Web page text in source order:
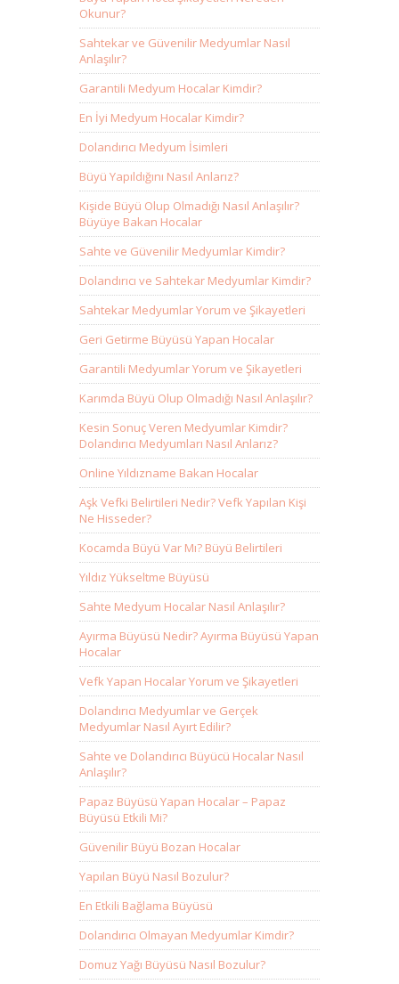
Okunur?
Sahtekar ve Güvenilir Medyumlar Nasıl
Anlaşılır?
Garantili Medyum Hocalar Kimdir?
En İyi Medyum Hocalar Kimdir?
Dolandırıcı Medyum İsimleri
Büyü Yapıldığını Nasıl Anlarız?
Kişide Büyü Olup Olmadığı Nasıl Anlaşılır?
Büyüye Bakan Hocalar
Sahte ve Güvenilir Medyumlar Kimdir?
Dolandırıcı ve Sahtekar Medyumlar Kimdir?
Sahtekar Medyumlar Yorum ve Şikayetleri
Geri Getirme Büyüsü Yapan Hocalar
Garantili Medyumlar Yorum ve Şikayetleri
Karımda Büyü Olup Olmadığı Nasıl Anlaşılır?
Kesin Sonuç Veren Medyumlar Kimdir?
Dolandırıcı Medyumları Nasıl Anlarız?
Online Yıldızname Bakan Hocalar
Aşk Vefki Belirtileri Nedir? Vefk Yapılan Kişi
Ne Hisseder?
Kocamda Büyü Var Mı? Büyü Belirtileri
Yıldız Yükseltme Büyüsü
Sahte Medyum Hocalar Nasıl Anlaşılır?
Ayırma Büyüsü Nedir? Ayırma Büyüsü Yapan
Hocalar
Vefk Yapan Hocalar Yorum ve Şikayetleri
Dolandırıcı Medyumlar ve Gerçek
Medyumlar Nasıl Ayırt Edilir?
Sahte ve Dolandırıcı Büyücü Hocalar Nasıl
Anlaşılır?
Papaz Büyüsü Yapan Hocalar – Papaz
Büyüsü Etkili Mi?
Güvenilir Büyü Bozan Hocalar
Yapılan Büyü Nasıl Bozulur?
En Etkili Bağlama Büyüsü
Dolandırıcı Olmayan Medyumlar Kimdir?
Domuz Yağı Büyüsü Nasıl Bozulur?